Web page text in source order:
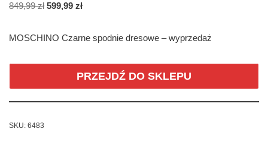
849,99zł 599,99 zł
MOSCHINO Czarne spodnie dresowe – wyprzedaż
PRZEJDŹ DO SKLEPU
SKU: 6483